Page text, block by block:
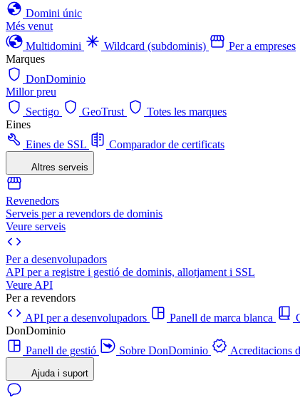
Domini únic
Més venut
Multidomini
Wildcard (subdominis)
Per a empreses
Marques
DonDominio
Millor preu
Sectigo
GeoTrust
Totes les marques
Eines
Eines de SSL
Comparador de certificats
Altres serveis
Revenedors
Serveis per a revendors de dominis
Veure serveis
Per a desenvolupadors
API per a registre i gestió de dominis, allotjament i SSL
Veure API
Per a revendors
API per a desenvolupadors
Panell de marca blanca
DonDominio
Panell de gestió
Sobre DonDominio Acreditacions
Ajuda i suport